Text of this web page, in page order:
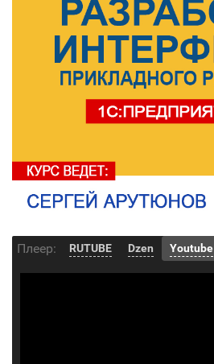
Плеер: RUTUBE Dzen Youtube